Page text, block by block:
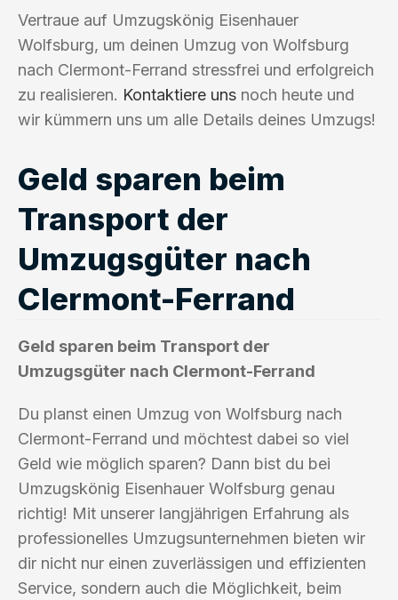
Vertraue auf Umzugskönig Eisenhauer
Wolfsburg, um deinen Umzug von Wolfsburg
nach Clermont-Ferrand stressfrei und erfolgreich
zu realisieren. Kontaktiere uns noch heute und
wir kümmern uns um alle Details deines Umzugs!
Geld sparen beim
Transport der
Umzugsgüter nach
Clermont-Ferrand
Geld sparen beim Transport der
Umzugsgüter nach Clermont-Ferrand
Du planst einen Umzug von Wolfsburg nach
Clermont-Ferrand und möchtest dabei so viel
Geld wie möglich sparen? Dann bist du bei
Umzugskönig Eisenhauer Wolfsburg genau
richtig! Mit unserer langjährigen Erfahrung als
professionelles Umzugsunternehmen bieten wir
dir nicht nur einen zuverlässigen und effizienten
Service, sondern auch die Möglichkeit, beim